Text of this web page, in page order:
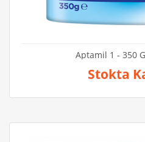
Aptamil 1 - 350
Stokta